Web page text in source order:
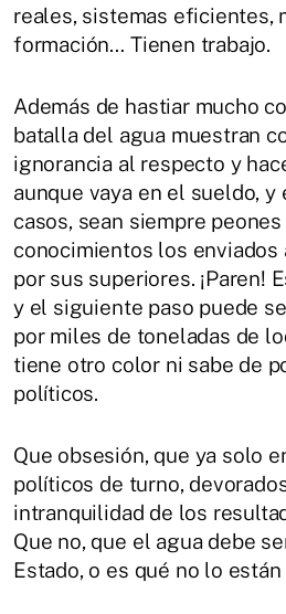
reales, sistemas eficientes,
formación… Tienen trabajo.
Además de hastiar mucho
batalla del agua muestran
ignorancia al respecto y
aunque vaya en el sueldo, y
casos, sean siempre
conocimientos los enviados
por sus superiores. ¡Paren!
y el siguiente paso puede
por miles de toneladas de
tiene otro color ni sabe de
políticos.
Que obsesión, que ya solo
políticos de turno,
intranquilidad de los
Que no, que el agua debe
Estado, o es qué no lo están